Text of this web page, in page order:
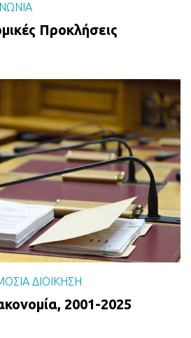
Προκλήσεις
ΔΙΟΊΚΗΣΗ
2001-2025